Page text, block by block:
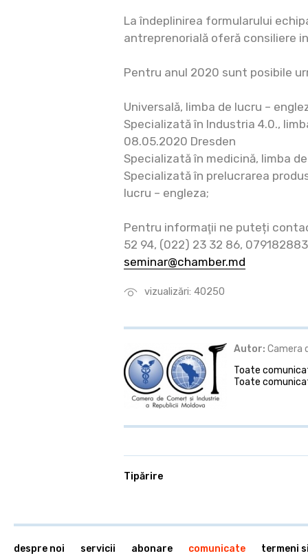
vizualizări: 40250
La îndeplinirea formularului
antreprenorială oferă consiliere
Pentru anul 2020 sunt posibile
Universală, limba de lucru –
Specializată în Industria 4.0.,
08.05.2020 Dresden
Specializată în medicină, limba
Specializată în prelucrarea
lucru – engleza;
Pentru informaţii ne puteți
52 94, (022) 23 32 86,
seminar@chamber.md
Autor: Camera
Toate
Toate
Tipărire
despre noi servicii abonare comunicate termeni